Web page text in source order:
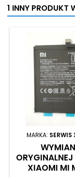
1 INNY PRODUKT
MARKA: SERWIS
XIAOMI MI